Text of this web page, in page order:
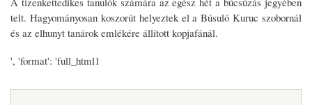
telt. Hagyományosan koszorút helyeztek el a Búsuló Kuruc szobornál
és az elhunyt tanárok emlékére állított kopjafánál.
', 'format': 'full_html1